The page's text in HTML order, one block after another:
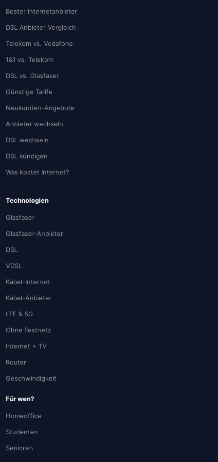
Bester Internetanbieter
DSL Anbieter Vergleich
Telekom vs. Vodafone
1&1 vs. Telekom
DSL vs. Glasfaser
Günstige Tarife
Neukunden-Angebote
Anbieter wechseln
DSL wechseln
DSL kündigen
Was kostet Internet?
Technologien
Glasfaser
Glasfaser-Anbieter
DSL
VDSL
Kabel-Internet
Kabel-Anbieter
LTE & 5G
Ohne Festnetz
Internet + TV
Router
Geschwindigkeit
Für wen?
Homeoffice
Studenten
Senioren